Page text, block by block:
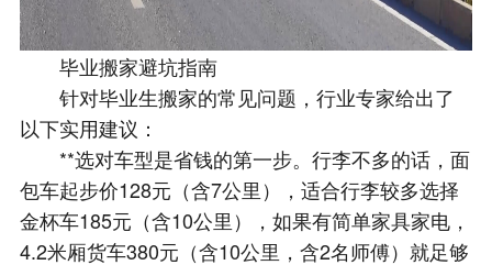
毕业搬家避坑指南
针对毕业生搬家的常见问题，行业专家给出了
以下实用建议：
**选对车型是省钱的第一步。行李不多的话，面
包车起步价128元（含7公里），适合行李较多选择
金杯车185元（含10公里），如果有简单家具家电，
4.2米厢货车380元（含10公里，含2名师傅）就足够